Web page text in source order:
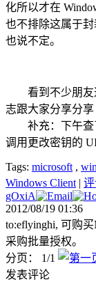
化所以才在
也不排除这属于
也说不定。
看到不少朋友
志跟大家分享分享
补充：下午查
调用更改密钥的 UI
Tags: microsoft,
Windows Client|
gOxiA
2012/08/19 01:36
to:eflyinghi, 可购
采购批量授权。
分页： 1/1
发表评论